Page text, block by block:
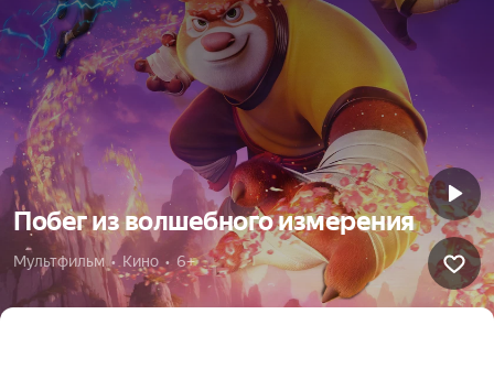
Побег из волшебного измерения
Мультфильм  •  Кино  •  6+